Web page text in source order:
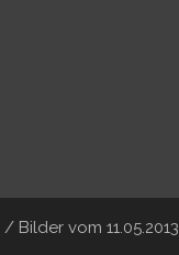
/ Bilder vom 11.05.2013